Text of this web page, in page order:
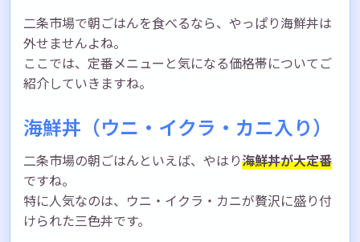
二条市場で朝ごはんを食べるなら、やっぱり海鮮丼は
外せませんよね。
ここでは、定番メニューと気になる価格帯についてご
紹介していきますね。
海鮮丼（ウニ・イクラ・カニ入り）
二条市場の朝ごはんといえば、やはり海鮮丼が大定番
ですね。
特に人気なのは、ウニ・イクラ・カニが贅沢に盛り付
けられた三色丼です。